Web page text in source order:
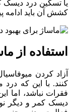
یا تسکیندرد دیسک
کشش آن باید ادامه
استفاده از
آزاد کردن
کنند. با این که درد
فقرات نباشد، اما
دیسک کمر و دیگر